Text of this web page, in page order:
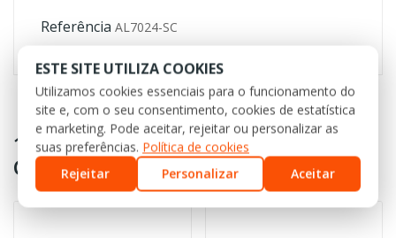
Referência AL7024-SC
16 OUTROS PRODUTOS NA MESMA
CATEGORIA:
ESTE SITE UTILIZA COOKIES
Utilizamos cookies essenciais para o funcionamento do
site e, com o seu consentimento, cookies de estatística
e marketing. Pode aceitar, rejeitar ou personalizar as
suas preferências. Política de cookies
Rejeitar
Personalizar Aceitar